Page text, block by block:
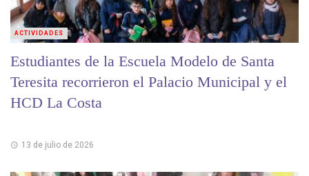
Estudiantes de la Escuela Modelo de Santa
Teresita recorrieron el Palacio Municipal y el
HCD La Costa
13 de julio de 2026
ACTIVIDADES